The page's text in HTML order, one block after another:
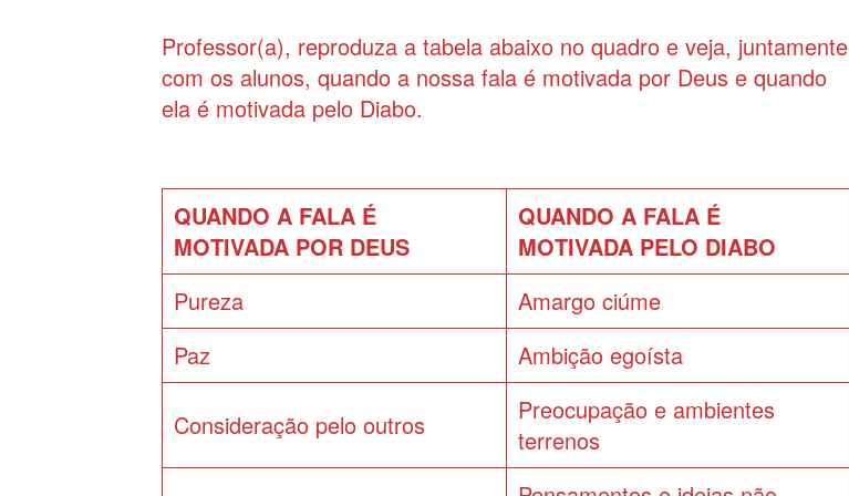
Professor(a), reproduza a tabela abaixo no quadro e veja, juntamente
com os alunos, quando a nossa fala é motivada por Deus e quando
ela é motivada pelo Diabo.
QUANDO A FALA É
MOTIVADA POR DEUS
QUANDO A FALA É
MOTIVADA PELO DIABO
Pureza
Amargo ciúme
Paz
Ambição egoísta
Consideração pelo outros
Preocupação e ambientes
terrenos